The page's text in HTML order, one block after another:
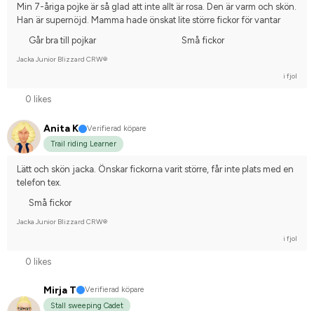
Min 7-åriga pojke är så glad att inte allt är rosa. Den är varm och skön.
Han är supernöjd. Mamma hade önskat lite större fickor för vantar
Går bra till pojkar
Små fickor
Jacka Junior Blizzard CRW®
i fjol
0 likes
Anita K
Verifierad köpare
Trail riding Learner
Lätt och skön jacka. Önskar fickorna varit större, får inte plats med en
telefon tex.
Små fickor
Jacka Junior Blizzard CRW®
i fjol
0 likes
Mirja T
Verifierad köpare
Stall sweeping Cadet